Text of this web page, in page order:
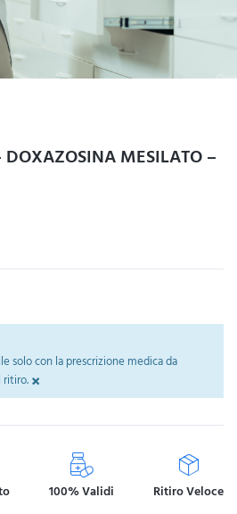
MESILATO –
solo con la prescrizione medica da
ritiro.×
100% Validi Ritiro Veloce